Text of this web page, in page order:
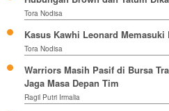
Tora Nodisa
Kasus Kawhi Leonard Memasuki
Tora Nodisa
Warriors Masih Pasif di Bursa
Jaga Masa Depan Tim
Ragil Putri Irmalia